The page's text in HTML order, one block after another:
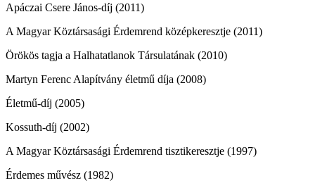
Apáczai Csere János-díj (2011)
A Magyar Köztársasági Érdemrend középkeresztje (2011)
Örökös tagja a Halhatatlanok Társulatának (2010)
Martyn Ferenc Alapítvány életmű díja (2008)
Életmű-díj (2005)
Kossuth-díj (2002)
A Magyar Köztársasági Érdemrend tisztikeresztje (1997)
Érdemes művész (1982)